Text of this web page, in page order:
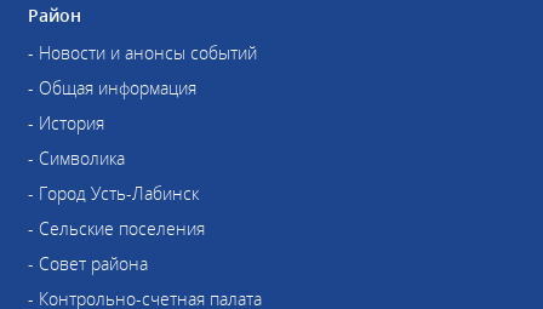
Район
- Новости и анонсы событий
- Общая информация
- История
- Символика
- Город Усть-Лабинск
- Сельские поселения
- Совет района
- Контрольно-счетная палата